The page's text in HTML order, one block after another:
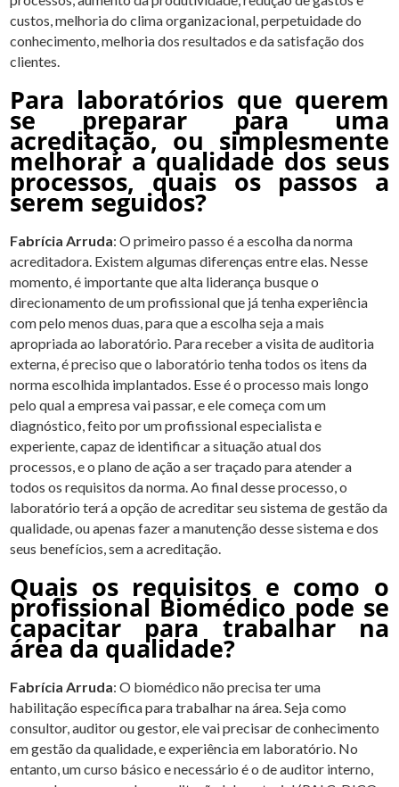
custos, melhoria do clima organizacional, perpetuidade do
conhecimento, melhoria dos resultados e da satisfação dos
clientes.
Para laboratórios que querem
se preparar para uma
acreditação, ou simplesmente
melhorar a qualidade dos seus
processos, quais os passos a
serem seguidos?
Fabrícia Arruda: O primeiro passo é a escolha da norma
acreditadora. Existem algumas diferenças entre elas. Nesse
momento, é importante que alta liderança busque o
direcionamento de um profissional que já tenha experiência
com pelo menos duas, para que a escolha seja a mais
apropriada ao laboratório. Para receber a visita de auditoria
externa, é preciso que o laboratório tenha todos os itens da
norma escolhida implantados. Esse é o processo mais longo
pelo qual a empresa vai passar, e ele começa com um
diagnóstico, feito por um profissional especialista e
experiente, capaz de identificar a situação atual dos
processos, e o plano de ação a ser traçado para atender a
todos os requisitos da norma. Ao final desse processo, o
laboratório terá a opção de acreditar seu sistema de gestão da
qualidade, ou apenas fazer a manutenção desse sistema e dos
seus benefícios, sem a acreditação.
Quais os requisitos e como o
profissional Biomédico pode se
capacitar para trabalhar na
área da qualidade?
Fabrícia Arruda: O biomédico não precisa ter uma
habilitação específica para trabalhar na área. Seja como
consultor, auditor ou gestor, ele vai precisar de conhecimento
em gestão da qualidade, e experiência em laboratório. No
entanto, um curso básico e necessário é o de auditor interno,